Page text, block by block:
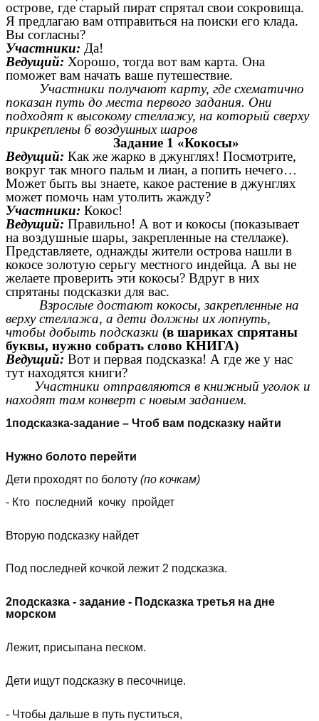
острове, где старый пират спрятал свои сокровища.
Я предлагаю вам отправиться на поиски его клада.
Вы согласны?
Участники: Да!
Ведущий: Хорошо, тогда вот вам карта. Она
поможет вам начать ваше путешествие.
Участники получают карту, где схематично
показан путь до места первого задания. Они
подходят к высокому стеллажу, на который сверху
прикреплены 6 воздушных шаров
Задание 1 «Кокосы»
Ведущий: Как же жарко в джунглях! Посмотрите,
вокруг так много пальм и лиан, а попить нечего…
Может быть вы знаете, какое растение в джунглях
может помочь нам утолить жажду?
Участники: Кокос!
Ведущий: Правильно! А вот и кокосы (показывает
на воздушные шары, закрепленные на стеллаже).
Представляете, однажды жители острова нашли в
кокосе золотую серьгу местного индейца. А вы не
желаете проверить эти кокосы? Вдруг в них
спрятаны подсказки для вас.
Взрослые достают кокосы, закрепленные на
верху стеллажа, а дети должны их лопнуть,
чтобы добыть подсказки (в шариках спрятаны
буквы, нужно собрать слово КНИГА)
Ведущий: Вот и первая подсказка! А где же у нас
тут находятся книги?
Участники отправляются в книжный уголок и
находят там конверт с новым заданием.
1подсказка-задание – Чтоб вам подсказку найти
Нужно болото перейти
Дети проходят по болоту (по кочкам)
- Кто последний кочку пройдет
Вторую подсказку найдет
Под последней кочкой лежит 2 подсказка.
2подсказка - задание - Подсказка третья на дне
морском
Лежит, присыпана песком.
Дети ищут подсказку в песочнице.
- Чтобы дальше в путь пуститься,